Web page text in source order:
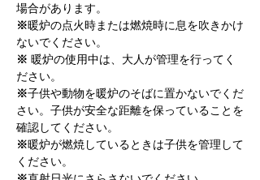
場合があります。
※暖炉の点火時または燃焼時に息を吹きかけ
ないでください。
※ 暖炉の使用中は、大人が管理を行ってく
ださい。
※子供や動物を暖炉のそばに置かないでくだ
さい。子供が安全な距離を保っていることを
確認してください。
※暖炉が燃焼しているときは子供を管理して
ください。